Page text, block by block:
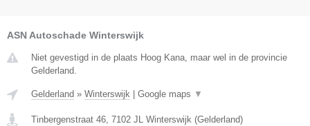
ASN Autoschade Winterswijk
Niet gevestigd in de plaats Hoog Kana, maar wel in de provincie
Gelderland.
Gelderland » Winterswijk Google maps ▼
Tinbergenstraat 46, 7102 JL Winterswijk (Gelderland)